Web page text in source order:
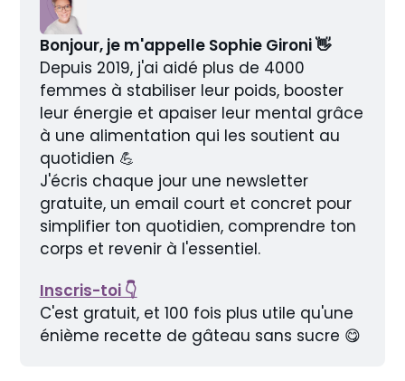
Bonjour, je m'appelle Sophie Gironi 👋
Depuis 2019, j'ai aidé plus de 4000
femmes à stabiliser leur poids, booster
leur énergie et apaiser leur mental grâce
à une alimentation qui les soutient au
quotidien 💪
J'écris chaque jour une newsletter
gratuite, un email court et concret pour
simplifier ton quotidien, comprendre ton
corps et revenir à l'essentiel.
Inscris-toi 👇
C'est gratuit, et 100 fois plus utile qu'une
énième recette de gâteau sans sucre 😋